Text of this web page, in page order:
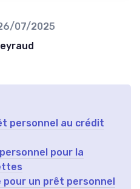
07/2025
personnel au crédit
pour la
un prêt personnel